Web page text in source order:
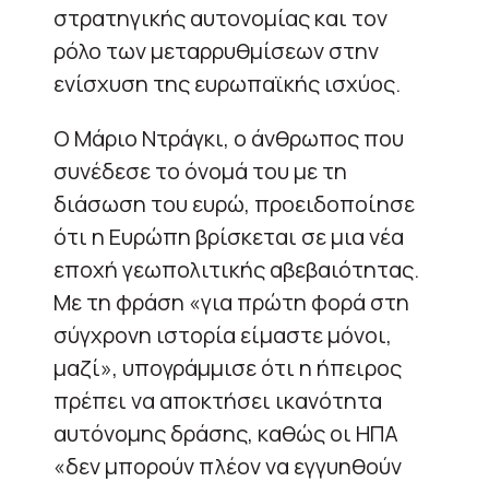
στρατηγικής αυτονομίας και τον
ρόλο των μεταρρυθμίσεων στην
ενίσχυση της ευρωπαϊκής ισχύος.
Ο Μάριο Ντράγκι, ο άνθρωπος που
συνέδεσε το όνομά του με τη
διάσωση του ευρώ, προειδοποίησε
ότι η Ευρώπη βρίσκεται σε μια νέα
εποχή γεωπολιτικής αβεβαιότητας.
Με τη φράση «για πρώτη φορά στη
σύγχρονη ιστορία είμαστε μόνοι,
μαζί», υπογράμμισε ότι η ήπειρος
πρέπει να αποκτήσει ικανότητα
αυτόνομης δράσης, καθώς οι ΗΠΑ
«δεν μπορούν πλέον να εγγυηθούν